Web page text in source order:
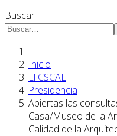
Buscar
Inicio
El CSCAE
Presidencia
Abiertas las
Casa/Museo de la
Calidad de la